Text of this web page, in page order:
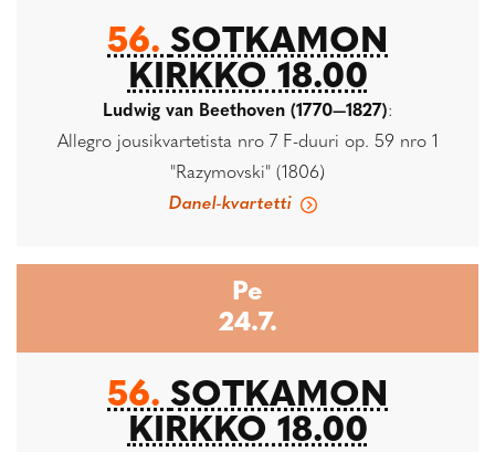
56. SOTKAMON
KIRKKO 18.00
Ludwig van Beethoven (1770—1827):
Allegro jousikvartetista nro 7 F-duuri op. 59 nro 1
"Razymovski" (1806)
Danel-kvartetti
Pe
24.7.
56. SOTKAMON
KIRKKO 18.00